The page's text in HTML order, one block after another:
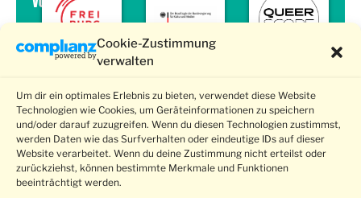
Cookie-Zustimmung
verwalten
Um dir ein optimales Erlebnis zu bieten, verwendet diese Website
Technologien wie Cookies, um Geräteinformationen zu speichern
und/oder darauf zuzugreifen. Wenn du diesen Technologien zustimmst,
werden Daten wie das Surfverhalten oder eindeutige IDs auf dieser
Website verarbeitet. Wenn du deine Zustimmung nicht erteilst oder
zurückziehst, können bestimmte Merkmale und Funktionen
beeinträchtigt werden.